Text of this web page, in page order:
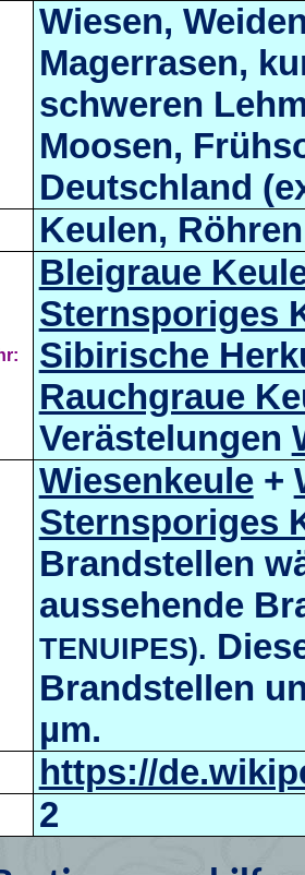
Wiesen,
Magerrasen,
schweren
Moosen,
Deutschland
Keulen,
Bleigraue
Sternsporiges
Sibirische
Rauchgraue
Verästelungen
Wiesenkeule+
Sternsporiges
Brandstellen
aussehende
TENUIPES).
Brandstellen
µm.
https://
2